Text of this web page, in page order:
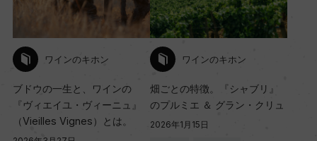
ワインのキホン
ブドウの一生と、ワインの
『ヴィエイユ・ヴィーニュ』
（Vieilles Vignes）とは。
ワインのキホン
畑ごとの特徴。『シャブリ』
のプルミエ ＆ グラン・クリュ
2026年1月15日